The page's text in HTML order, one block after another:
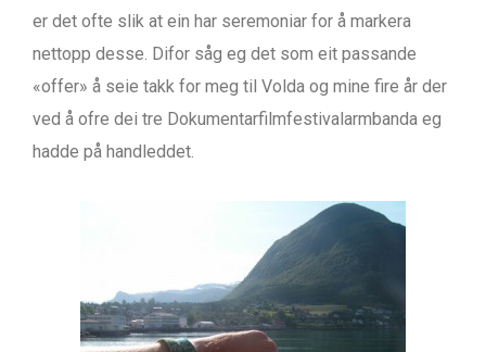
er det ofte slik at ein har seremoniar for å markera
nettopp desse. Difor såg eg det som eit passande
«offer» å seie takk for meg til Volda og mine fire år der
ved å ofre dei tre Dokumentarfilmfestivalarmbanda eg
hadde på handleddet.